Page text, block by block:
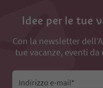
Idee per le tue
Con la newsletter
tue vacanze, eventi
Indirizzo e-mail*